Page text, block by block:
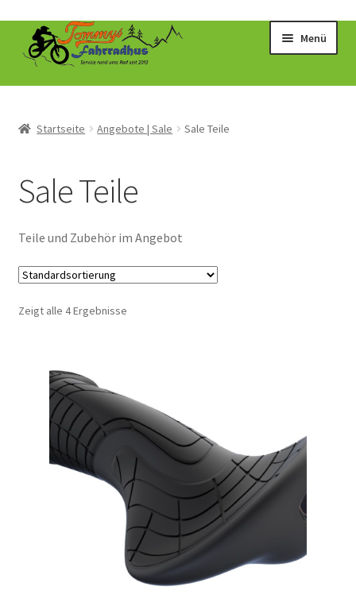
Zur
Navigation
springen
Zum
Inhalt
springen
Menü
Startseite Angebote | Sale Sale Teile
Sale Teile
Teile und Zubehör im Angebot
Zeigt alle 4 Ergebnisse